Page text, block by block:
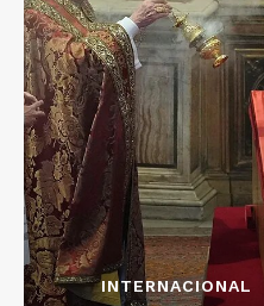
INTERNACIONAL